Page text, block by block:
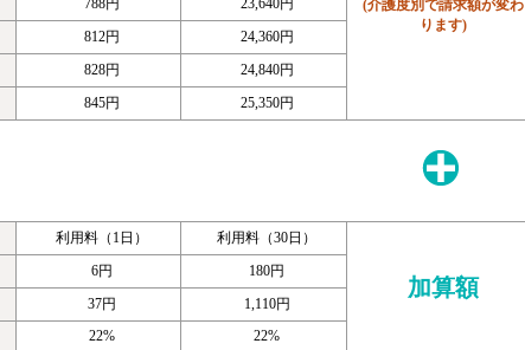
(介護度別で請求額が変わ
ります)
788円
23,640円
812円
24,360円
828円
24,840円
845円 25,350円
利用料（1日） 利用料（30日）
加算額
6円
180円
37円
1,110円
22% 22%